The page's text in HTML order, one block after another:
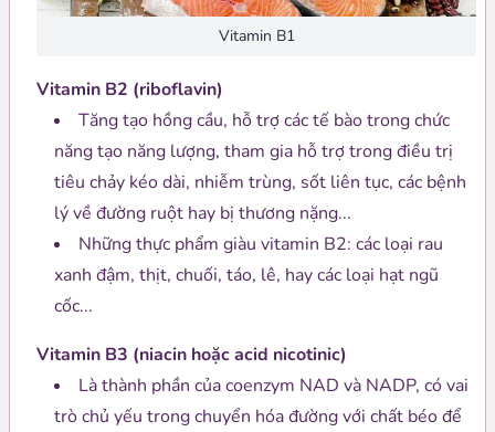
Vitamin B1
Vitamin B2 (riboflavin)
Tăng tạo hồng cầu, hỗ trợ các tế bào trong chức
năng tạo năng lượng, tham gia hỗ trợ trong điều trị
tiêu chảy kéo dài, nhiễm trùng, sốt liên tục, các bệnh
lý về đường ruột hay bị thương nặng...
Những thực phẩm giàu vitamin B2: các loại rau
xanh đậm, thịt, chuối, táo, lê, hay các loại hạt ngũ
cốc...
Vitamin B3 (niacin hoặc acid nicotinic)
Là thành phần của coenzym NAD và NADP, có vai
trò chủ yếu trong chuyển hóa đường với chất béo để